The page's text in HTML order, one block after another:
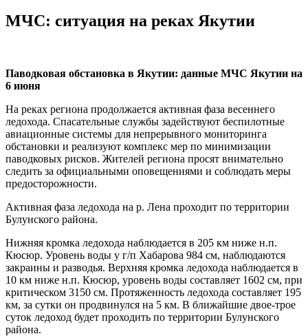
МЧС: ситуация на реках Якутии
Паводковая обстановка в Якутии: данные МЧС Якутии на
6 июня
На реках региона продолжается активная фаза весеннего
ледохода. Спасательные службы задействуют беспилотные
авиационные системы для непрерывного мониторинга
обстановки и реализуют комплекс мер по минимизации
паводковых рисков. Жителей региона просят внимательно
следить за официальными оповещениями и соблюдать меры
предосторожности.
Активная фаза ледохода на р. Лена проходит по территории
Булунского района.
Нижняя кромка ледохода наблюдается в 205 км ниже н.п.
Кюсюр. Уровень воды у г/п Хабарова 984 см, наблюдаются
закраины и разводья. Верхняя кромка ледохода наблюдается в
10 км ниже н.п. Кюсюр, уровень воды составляет 1602 см, при
критическом 3150 см. Протяженность ледохода составляет 195
км, за сутки он продвинулся на 5 км. В ближайшие двое-трое
суток ледоход будет проходить по территории Булунского
района.